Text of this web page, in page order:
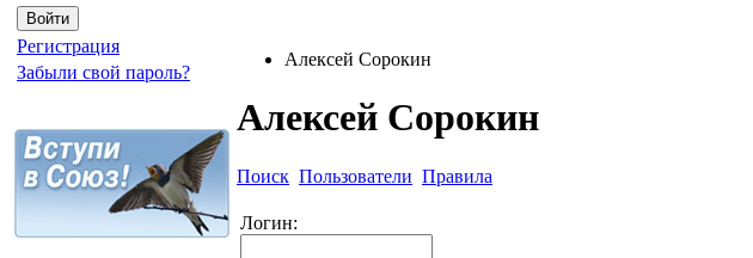
Регистрация
Забыли свой пароль?
Алексей Сорокин
Алексей Сорокин
Поиск Пользователи Правила
Логин: